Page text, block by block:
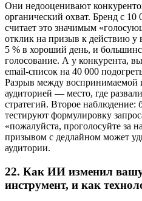
Они недооценивают
органический охват. Бренд с 10
считает это значимым
отклик на призыв к действию у
5 % в хороший день, и
голосование. А у конкурента,
email-список на 40 000
Разрыв между воспринимаемой
аудиторией — место, где
стратегий. Второе
тестируют формулировку
«пожалуйста, проголосуйте за
призывом с дедлайном может
аудитории.
22. Как ИИ изменил
инструмент, и как